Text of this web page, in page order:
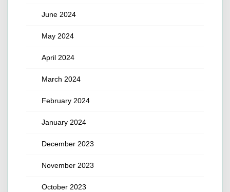
June 2024
May 2024
April 2024
March 2024
February 2024
January 2024
December 2023
November 2023
October 2023